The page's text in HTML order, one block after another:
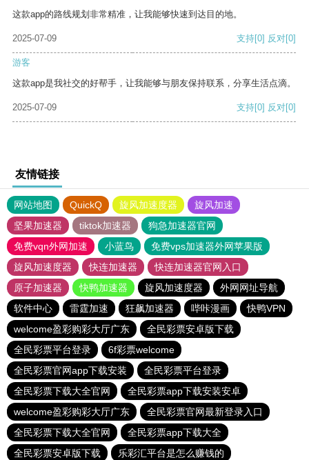
这款app的路线规划非常精准，让我能够快速到达目的地。
2025-07-09 支持[0] 反对[0]
游客
这款app是我社交的好帮手，让我能够与朋友保持联系，分享生活点滴。
2025-07-09 支持[0] 反对[0]
友情链接
网站地图 QuickQ 旋风加速度器
旋风加速
坚果加速器
tiktok加速器
狗急加速器官网
免费vqn外网加速
小蓝鸟
免费vps加速器外网苹果版
旋风加速度器
快连加速器
快连加速器官网入口
原子加速器
快鸭加速器 旋风加速度器
外网网址导航
软件中心
雷霆加速 狂飙加速器 哔咔漫画
快鸭VPN
welcome盈彩购彩大厅广东
全民彩票安卓版下载
全民彩票平台登录
6f彩票welcome
全民彩票官网app下载安装
全民彩票平台登录
全民彩票下载大全官网
全民彩票app下载安装安卓
welcome盈彩购彩大厅广东
全民彩票官网最新登录入口
全民彩票下载大全官网
全民彩票app下载大全
全民彩票安卓版下载
乐彩汇平台是怎么赚钱的